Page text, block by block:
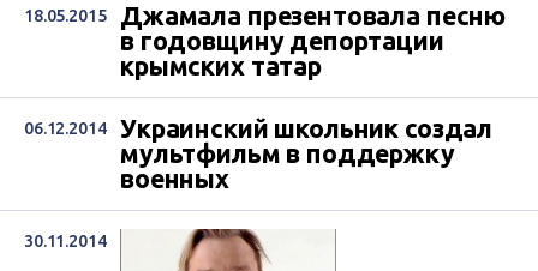
18.05.2015
Джамала презентовала песню
в годовщину депортации
крымских татар
06.12.2014
Украинский школьник создал
мультфильм в поддержку
военных
30.11.2014